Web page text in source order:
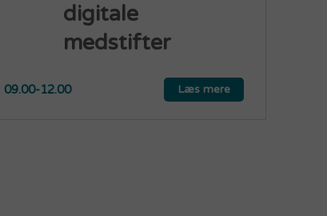
digitale
medstifter
09.00-12.00 Læs mere